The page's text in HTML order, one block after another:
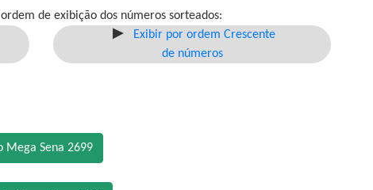
de exibição dos números sorteados:
Exibir por ordem Crescente
de números
Mega Sena 2699